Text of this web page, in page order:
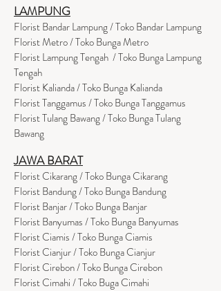
LAMPUNG
Florist Bandar Lampung / Toko Bandar Lampung
Florist Metro / Toko Bunga Metro
Florist Lampung Tengah / Toko Bunga Lampung
Tengah
Florist Kalianda / Toko Bunga Kalianda
Florist Tanggamus / Toko Bunga Tanggamus
Florist Tulang Bawang / Toko Bunga Tulang
Bawang
JAWA BARAT
Florist Cikarang/ Toko Bunga Cikarang
Florist Bandung / Toko Bunga Bandung
Florist Banjar / Toko Bunga Banjar
Florist Banyumas / Toko Bunga Banyumas
Florist Ciamis / Toko Bunga Ciamis
Florist Cianjur / Toko Bunga Cianjur
Florist Cirebon / Toko Bunga Cirebon
Florist Cimahi / Toko Buga Cimahi